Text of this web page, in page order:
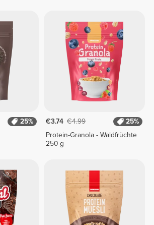
25%
€3.74 €4.99
25%
Protein-Granola - Waldfrüchte
250 g